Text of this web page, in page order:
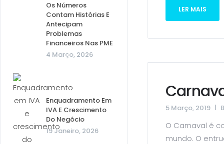
Os Números
Contam Histórias E
Antecipam
Problemas
Financeiros Nas PME
4 Março, 2026
Enquadramento Em
IVA E Crescimento
Do Negócio
19 Janeiro, 2026
LER MAIS
5 Março, 2019
O Carnaval é
mundo. O